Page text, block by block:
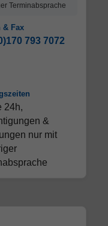
Terminabsprache
& Fax
793 7072
24h,
&
nur mit